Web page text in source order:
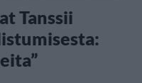
Tanssii